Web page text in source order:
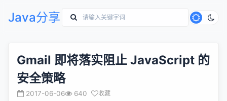
Java分享
Gmail 即将落实阻止 JavaScript 的
安全策略
2017-06-06 640 收藏